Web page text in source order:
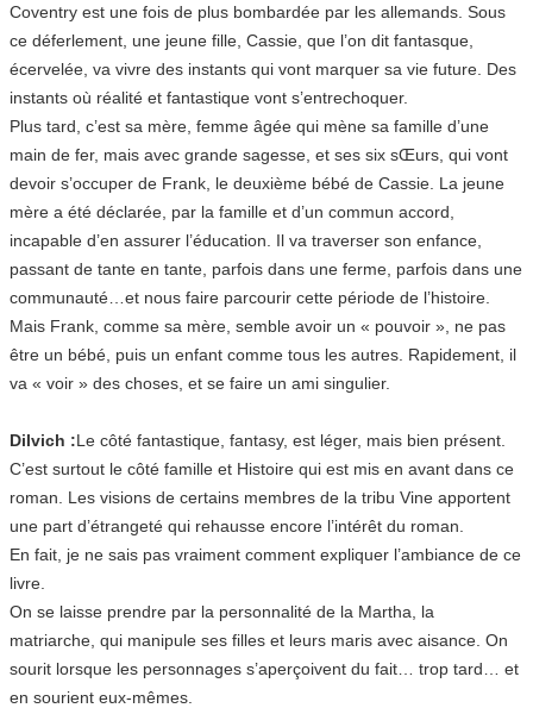
Coventry est une fois de plus bombardée par les allemands. Sous
ce déferlement, une jeune fille, Cassie, que l’on dit fantasque,
écervelée, va vivre des instants qui vont marquer sa vie future. Des
instants où réalité et fantastique vont s’entrechoquer.
Plus tard, c’est sa mère, femme âgée qui mène sa famille d’une
main de fer, mais avec grande sagesse, et ses six sŒurs, qui vont
devoir s’occuper de Frank, le deuxième bébé de Cassie. La jeune
mère a été déclarée, par la famille et d’un commun accord,
incapable d’en assurer l’éducation. Il va traverser son enfance,
passant de tante en tante, parfois dans une ferme, parfois dans une
communauté…et nous faire parcourir cette période de l’histoire.
Mais Frank, comme sa mère, semble avoir un « pouvoir », ne pas
être un bébé, puis un enfant comme tous les autres. Rapidement, il
va « voir » des choses, et se faire un ami singulier.
Dilvich :Le côté fantastique, fantasy, est léger, mais bien présent.
C’est surtout le côté famille et Histoire qui est mis en avant dans ce
roman. Les visions de certains membres de la tribu Vine apportent
une part d’étrangeté qui rehausse encore l’intérêt du roman.
En fait, je ne sais pas vraiment comment expliquer l’ambiance de ce
livre.
On se laisse prendre par la personnalité de la Martha, la
matriarche, qui manipule ses filles et leurs maris avec aisance. On
sourit lorsque les personnages s’aperçoivent du fait… trop tard… et
en sourient eux-mêmes.